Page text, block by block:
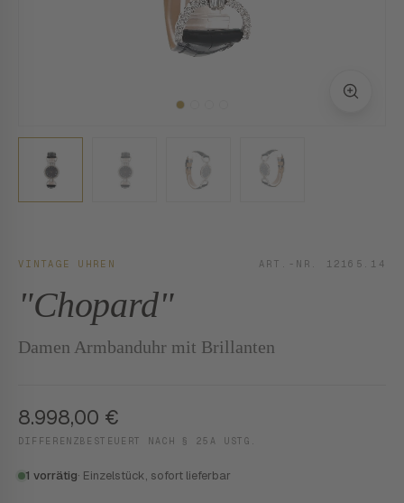
VINTAGE UHREN ART.-NR. 12165.14
"Chopard"
Damen Armbanduhr mit Brillanten
8.998,00 €
DIFFERENZBESTEUERT NACH § 25A USTG.
1 vorrätig· Einzelstück, sofort lieferbar